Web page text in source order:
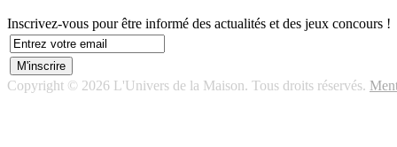
Inscrivez-vous pour être informé des actualités et des jeux concours !
Copyright © 2026 L'Univers de la Maison. Tous droits réservés.